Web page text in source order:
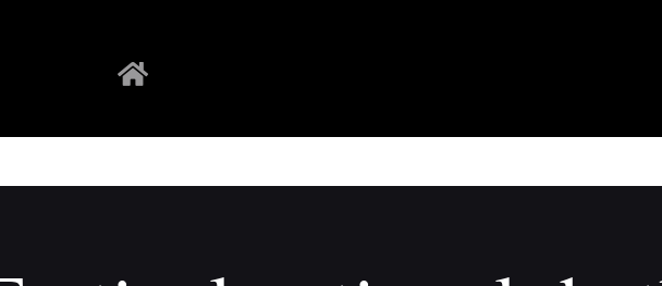
Évènements
Actualités